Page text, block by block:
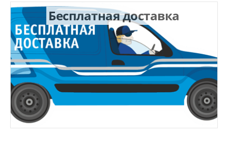
Бесплатная доставка